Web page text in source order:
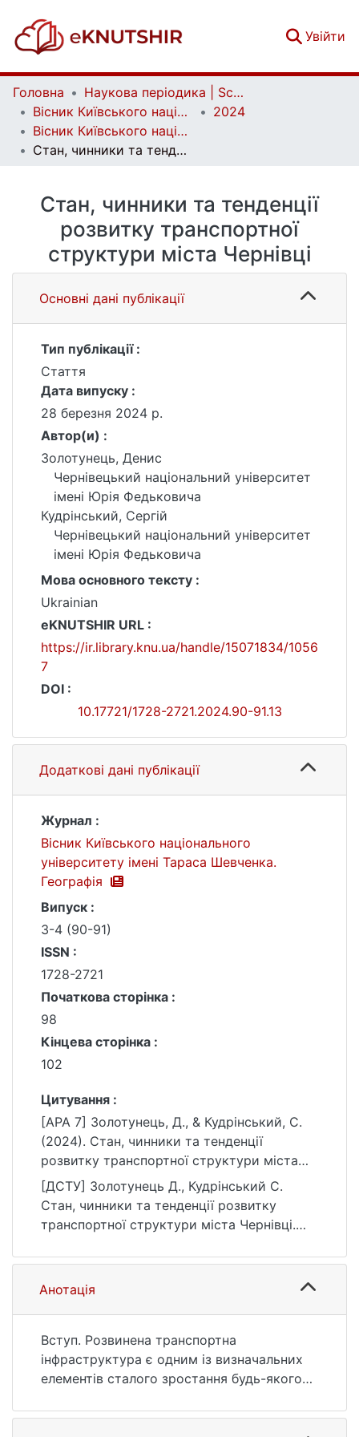
Увійти
Головна
Наукова періодика | Scientific periodicals
Вісник Київського національного університету імені Тараса Шевченка. Географія | Bulletin of Taras Shevchenko National University of Kyiv. Geography
2024
Вісник Київського національного університету імені Тараса Шевченка. Географія. Випуск 3/4 (90/91)
Стан, чинники та тенденції розвитку транспортної структури міста Чернівці
Стан, чинники та тенденції
розвитку транспортної
структури міста Чернівці
Основні дані публікації
Тип публікації :
Стаття
Дата випуску :
28 березня 2024 р.
Автор(и) :
Золотунець, Денис
Чернівецький національний університет
імені Юрія Федьковича
Кудрінський, Сергій
Чернівецький національний університет
імені Юрія Федьковича
Мова основного тексту :
Ukrainian
eKNUTSHIR URL :
https://ir.library.knu.ua/handle/15071834/1056
7
DOI :
10.17721/1728-2721.2024.90-91.13
Додаткові дані публікації
Журнал :
Вісник Київського національного
університету імені Тараса Шевченка.
Географія
Випуск :
3-4 (90-91)
ISSN :
1728-2721
Початкова сторінка :
98
Кінцева сторінка :
102
Цитування :
[APA 7] Золотунець, Д., & Кудрінський, С.
(2024). Стан, чинники та тенденції
розвитку транспортної структури міста
Чернівці. Вісник Київського національного
університету імені Тараса Шевченка.
Географія, (3-4 (90-91)), 98–102.
https://doi.org/10.17721/1728-2721.2024.90-
91.13
[ДСТУ] Золотунець Д., Кудрінський С.
Стан, чинники та тенденції розвитку
транспортної структури міста Чернівці.
університету імені Тараса Шевченка.
Географія. 2024. № 3-4 (90-91). С. 98—102.
DOI: 10.17721/1728-2721.2024.90-91.13 (дата
Анотація
Вступ. Розвинена транспортна
інфраструктура є одним із визначальних
елементів сталого зростання будь-якого
рівню життя людини, створює умови для